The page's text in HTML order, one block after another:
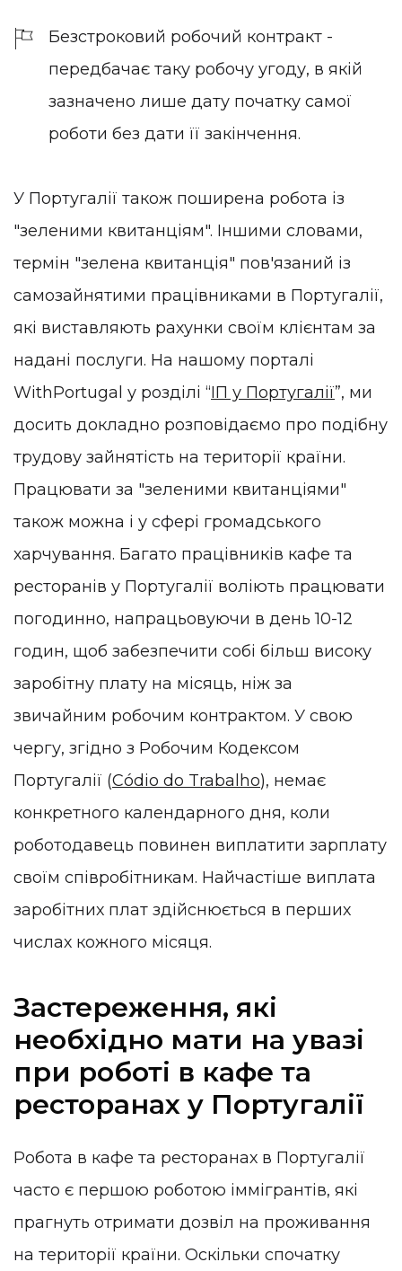
Безстроковий робочий контракт -
передбачає таку робочу угоду, в якій
зазначено лише дату початку самої
роботи без дати її закінчення.
У Португалії також поширена робота із
"зеленими квитанціям". Іншими словами,
термін "зелена квитанція" пов'язаний із
самозайнятими працівниками в Португалії,
які виставляють рахунки своїм клієнтам за
надані послуги. На нашому порталі
WithPortugal у розділі “ІП у Португалії”, ми
досить докладно розповідаємо про подібну
трудову зайнятість на території країни.
Працювати за "зеленими квитанціями"
також можна і у сфері громадського
харчування. Багато працівників кафе та
ресторанів у Португалії воліють працювати
погодинно, напрацьовуючи в день 10-12
годин, щоб забезпечити собі більш високу
заробітну плату на місяць, ніж за
звичайним робочим контрактом. У свою
чергу, згідно з Робочим Кодексом
Португалії (Códio do Trabalho), немає
конкретного календарного дня, коли
роботодавець повинен виплатити зарплату
своїм співробітникам. Найчастіше виплата
заробітних плат здійснюється в перших
числах кожного місяця.
Застереження, які
необхідно мати на увазі
при роботі в кафе та
ресторанах у Португалії
Робота в кафе та ресторанах в Португалії
часто є першою роботою іммігрантів, які
прагнуть отримати дозвіл на проживання
на території країни. Оскільки спочатку